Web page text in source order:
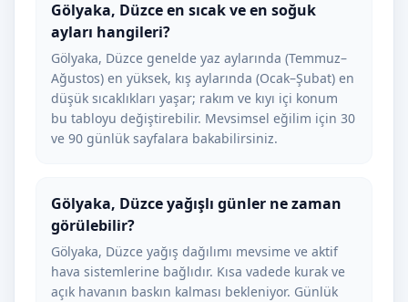
Gölyaka, Düzce en sıcak ve en soğuk
ayları hangileri?
Gölyaka, Düzce genelde yaz aylarında (Temmuz–
Ağustos) en yüksek, kış aylarında (Ocak–Şubat) en
düşük sıcaklıkları yaşar; rakım ve kıyı içi konum
bu tabloyu değiştirebilir. Mevsimsel eğilim için 30
ve 90 günlük sayfalara bakabilirsiniz.
Gölyaka, Düzce yağışlı günler ne zaman
görülebilir?
Gölyaka, Düzce yağış dağılımı mevsime ve aktif
hava sistemlerine bağlıdır. Kısa vadede kurak ve
açık havanın baskın kalması bekleniyor. Günlük